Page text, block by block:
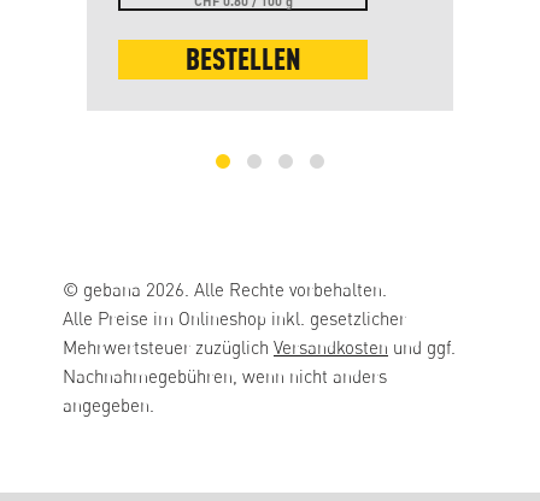
BESTELLEN
© gebana 2026. Alle Rechte vorbehalten.
Alle Preise im Onlineshop inkl. gesetzlicher
Mehrwertsteuer zuzüglich Versandkosten und ggf.
Nachnahmegebühren, wenn nicht anders
angegeben.